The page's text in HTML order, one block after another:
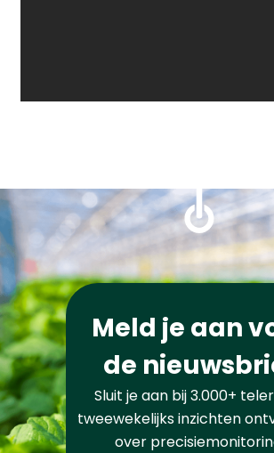
Meld je aan
de
Sluit je aan bij 3.000+
tweewekelijks inzichten
over